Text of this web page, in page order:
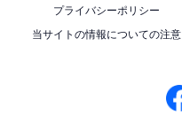
プライバシーポリシー
当サイトの情報についての注意